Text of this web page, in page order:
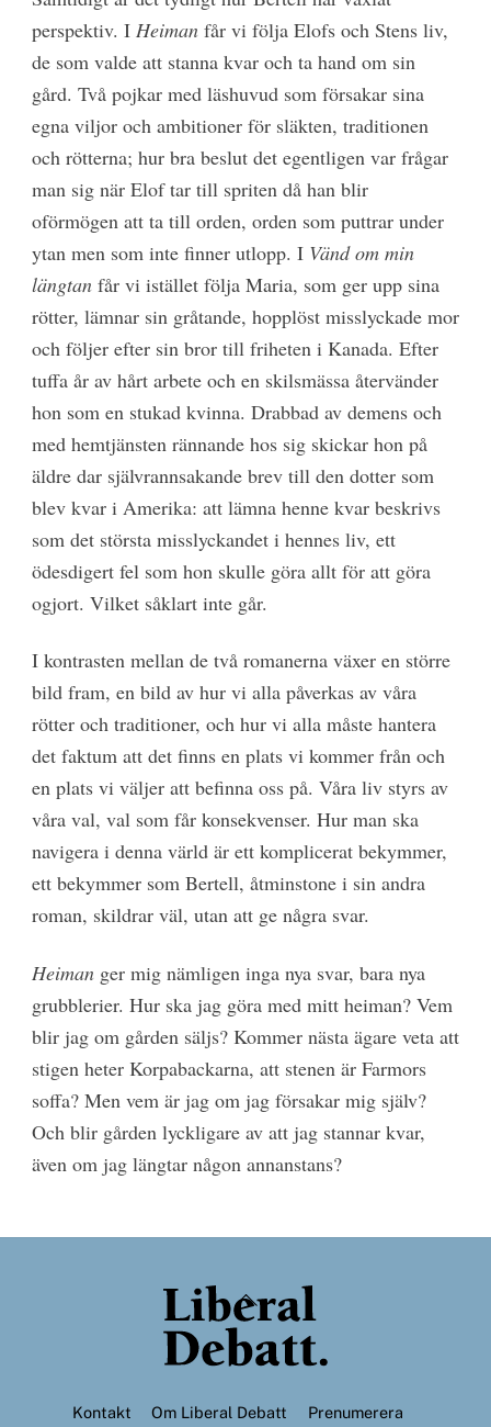
perspektiv. I Heiman får vi följa Elofs och Stens liv,
de som valde att stanna kvar och ta hand om sin
gård. Två pojkar med läshuvud som försakar sina
egna viljor och ambitioner för släkten, traditionen
och rötterna; hur bra beslut det egentligen var frågar
man sig när Elof tar till spriten då han blir
oförmögen att ta till orden, orden som puttrar under
ytan men som inte finner utlopp. I Vänd om min
längtanfår vi istället följa Maria, som ger upp sina
rötter, lämnar sin gråtande, hopplöst misslyckade mor
och följer efter sin bror till friheten i Kanada. Efter
tuffa år av hårt arbete och en skilsmässa återvänder
hon som en stukad kvinna. Drabbad av demens och
med hemtjänsten rännande hos sig skickar hon på
äldre dar självrannsakande brev till den dotter som
blev kvar i Amerika: att lämna henne kvar beskrivs
som det största misslyckandet i hennes liv, ett
ödesdigert fel som hon skulle göra allt för att göra
ogjort. Vilket såklart inte går.
I kontrasten mellan de två romanerna växer en större
bild fram, en bild av hur vi alla påverkas av våra
rötter och traditioner, och hur vi alla måste hantera
det faktum att det finns en plats vi kommer från och
en plats vi väljer att befinna oss på. Våra liv styrs av
våra val, val som får konsekvenser. Hur man ska
navigera i denna värld är ett komplicerat bekymmer,
ett bekymmer som Bertell, åtminstone i sin andra
roman, skildrar väl, utan att ge några svar.
Heiman ger mig nämligen inga nya svar, bara nya
grubblerier. Hur ska jag göra med mitt heiman? Vem
blir jag om gården säljs? Kommer nästa ägare veta att
stigen heter Korpabackarna, att stenen är Farmors
soffa? Men vem är jag om jag försakar mig själv?
Och blir gården lyckligare av att jag stannar kvar,
även om jag längtar någon annanstans?
Back
To
Top
Kontakt Om Liberal Debatt Prenumerera